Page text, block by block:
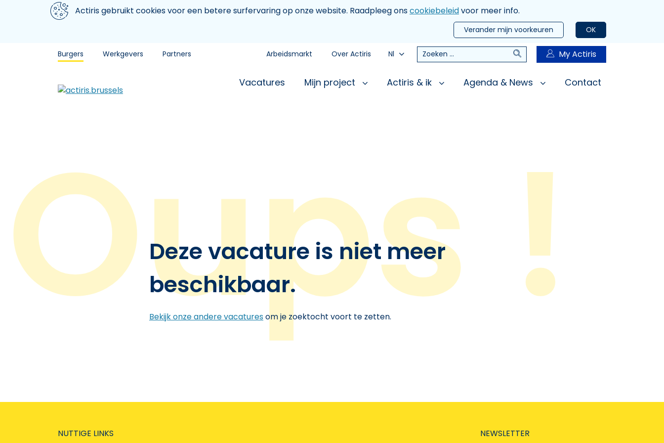
Aller au contenu principal
We gebruiken cookiesActiris gebruikt cookies voor een betere surfervaring op onze website. Raadpleeg onscookiebeleidvoor meer info.
OK
Verander mijn voorkeuren
Burgers Werkgevers Partners Arbeidsmarkt Over Actiris Nl Zoeken Zoeken My Actiris
Vacatures Mijn project Actiris & ik Agenda & News Contact
Deze vacature is niet meer
beschikbaar.
Bekijk onze andere vacaturesom je zoektocht voort te zetten.
NUTTIGE LINKS NEWSLETTER